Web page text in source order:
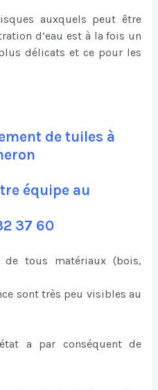
auxquels peut être
d’eau est à la fois un
délicats et ce pour les
de tuiles à
équipe au
37 60
de tous matériaux (bois,
sont très peu visibles au
a par conséquent de